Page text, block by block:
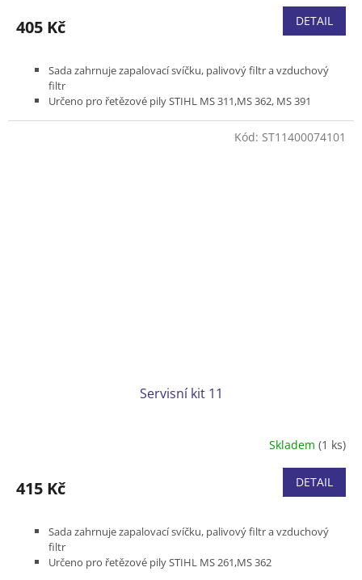
405 Kč DETAIL
Sada zahrnuje zapalovací svíčku, palivový filtr a vzduchový
filtr
Určeno pro řetězové pily STIHL MS 311,MS 362, MS 391
Servisní kit 11
Skladem (1 ks)
415 Kč DETAIL
Sada zahrnuje zapalovací svíčku, palivový filtr a vzduchový
filtr
Určeno pro řetězové pily STIHL MS 261,MS 362
Kód: ST11400074101